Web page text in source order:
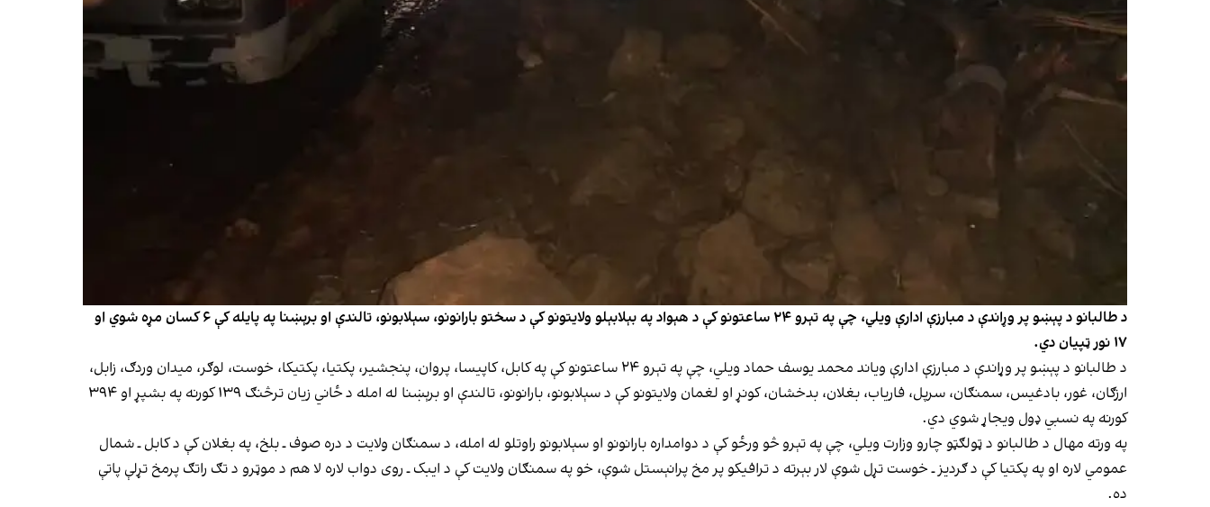
د طالبانو د پېښو پر وړاندې د مبارزې ادارې ویلي، چې په تېرو ۲۴ ساعتونو کې د هېواد په بېلابېلو ولایتونو کې د سختو بارانونو، سېلابونو، تالندې او برېښنا په پایله کې ۶ کسان مړه شوي او
۱۷ نور ټپیان دي.
د طالبانو د پېښو پر وړاندې د مبارزې ادارې ویاند محمد یوسف حماد ویلي، چې په تېرو ۲۴ ساعتونو کې په کابل، کاپیسا، پروان، پنجشیر، پکتیا، پکتیکا، خوست، لوګر، میدان وردګ، زابل،
ارزګان، غور، بادغیس، سمنګان، سرپل، فاریاب، بغلان، بدخشان، کونړ او لغمان ولایتونو کې د سېلابونو، بارانونو، تالندې او برېښنا له امله د ځاني زیان ترڅنګ ۱۳۹ کورنه په بشپړ او ۳۹۴
کورنه په نسبي ډول ویجاړ شوي دي.
په ورته مهال د طالبانو د ټولګټو چارو وزارت ویلي، چې په تېرو څو ورځو کې د دوامداره بارانونو او سېلابونو راوتلو له امله، د سمنګان ولایت د دره صوف ـ بلخ، په بغلان کې د کابل ـ شمال
عمومي لاره او په پکتیا کې د ګردیز ـ خوست تړل شوې لار بېرته د ترافیکو پر مخ پرانېستل شوې، خو په سمنګان ولایت کې د ایبک ـ روی دواب لاره لا هم د موټرو د تګ راتګ پرمخ تړلې پاتې
ده.